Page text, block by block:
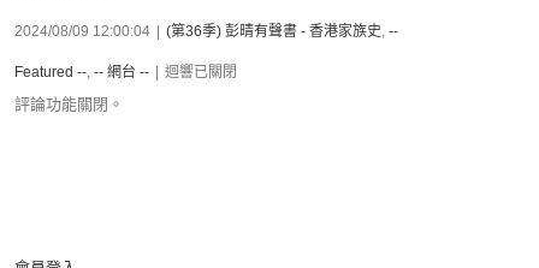
2024/08/09 12:00:04 (第36季) 彭晴有聲書 - 香港家族史, --
Featured --, -- 網台 -- 迴響已關閉
評論功能關閉。